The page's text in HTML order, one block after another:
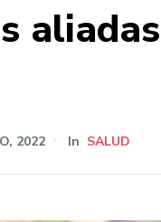
2022 In SALUD